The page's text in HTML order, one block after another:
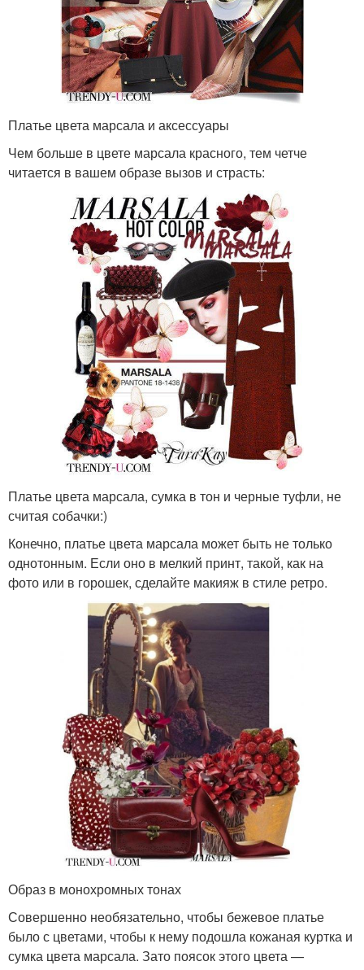
Платье цвета марсала и аксессуары
Чем больше в цвете марсала красного, тем четче
читается в вашем образе вызов и страсть:
Платье цвета марсала, сумка в тон и черные туфли, не
считая собачки:)
Конечно, платье цвета марсала может быть не только
однотонным. Если оно в мелкий принт, такой, как на
фото или в горошек, сделайте макияж в стиле ретро.
Образ в монохромных тонах
Совершенно необязательно, чтобы бежевое платье
было с цветами, чтобы к нему подошла кожаная куртка и
сумка цвета марсала. Зато поясок этого цвета —